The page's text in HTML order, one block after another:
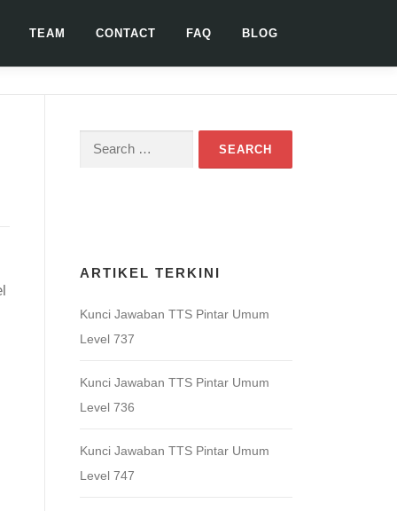
TEAM CONTACT FAQ BLOG
Search
ARTIKEL TERKINI
Kunci Jawaban TTS Pintar Umum
Level 737
Kunci Jawaban TTS Pintar Umum
Level 736
Kunci Jawaban TTS Pintar Umum
Level 747